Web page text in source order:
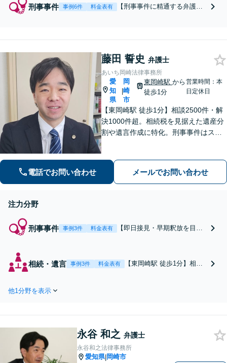
刑事事件 事例6件 料金表有
【刑事事件に精通する弁護
納得のいく形で事件解決でき
相談も可能】取り調べ時のア
ドバイスをします【初回相談
無料】
藤田 誓史 弁護士
あいち岡崎法律事務所
愛
知
県
|
岡
崎
市
東岡崎駅 から
徒歩1分
営業時間：本
日定休日
【東岡崎駅 徒歩1分】相談2500件・解
決1000件超。相続税を見据えた遺産分
割や遺言作成に特化。刑事事件はスピ
に、シンプルな解決を」。初回で費用
と道筋を明示。
電話でお問い合わせ メールでお問い合わせ
注力分野
刑事事件 事例3件 料金表有
【即日接見・早期釈放を目指
なたと家族の未来を守りま
す。被害者との示談交渉から
相続・遺言 事例3件 料金表有
【東岡崎駅 徒歩1分】相談
で「解決への道筋」と「費
問題にシンプルな解決策を
提案します。
他1分野を表示
永谷 和之 弁護士
永谷和之法律事務所
愛知県|岡崎市